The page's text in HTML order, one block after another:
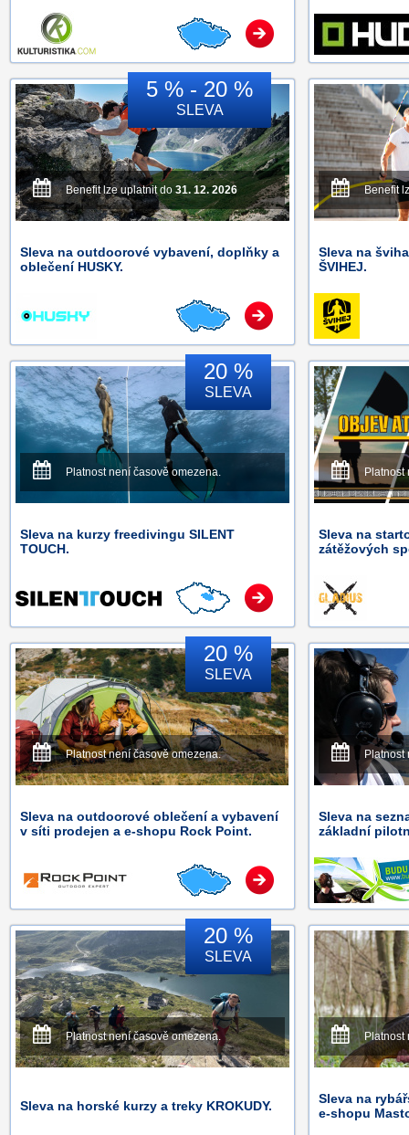
5 % - 20 %
SLEVA
Benefit lze uplatnit do 31. 12. 2026
Sleva na outdoorové vybavení, doplňky a
oblečení HUSKY.
Benefit
Sleva na
ŠVIHEJ.
20 %
SLEVA
Platnost není časově omezena.
Sleva na kurzy freedivingu SILENT
TOUCH.
Platnost
Sleva na
zátěžových
20 %
SLEVA
Platnost není časově omezena.
Sleva na outdoorové oblečení a vybavení
v síti prodejen a e-shopu Rock Point.
Platnost
Sleva na
základní
20 %
SLEVA
Platnost není časově omezena.
Sleva na horské kurzy a treky KROKUDY.
Platnost
Sleva na
e-shopu